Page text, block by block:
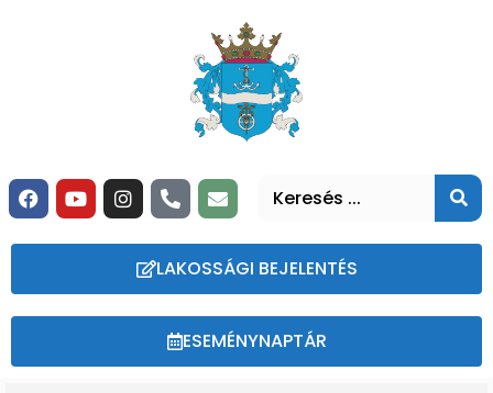
LAKOSSÁGI BEJELENTÉS
ESEMÉNYNAPTÁR